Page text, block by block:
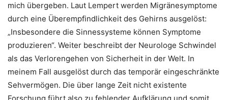
mich übergeben. Laut Lempert werden Migränesymptome
durch eine Überempfindlichkeit des Gehirns ausgelöst:
„Insbesondere die Sinnessysteme können Symptome
produzieren“. Weiter beschreibt der Neurologe Schwindel
als das Verlorengehen von Sicherheit in der Welt. In
meinem Fall ausgelöst durch das temporär eingeschränkte
Sehvermögen. Die über lange Zeit nicht existente